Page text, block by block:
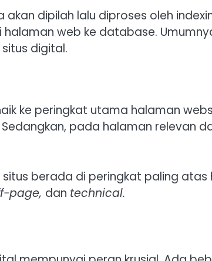
dipilah lalu diproses oleh
web ke database.
digital.
ke peringkat utama halaman
pada halaman relevan
berada di peringkat paling
page, dan technical.